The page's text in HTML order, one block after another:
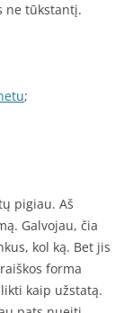
ne tūkstantį.
;
pigiau. Aš
Galvojau, čia
kol ką. Bet jis
forma
kaip užstatą.